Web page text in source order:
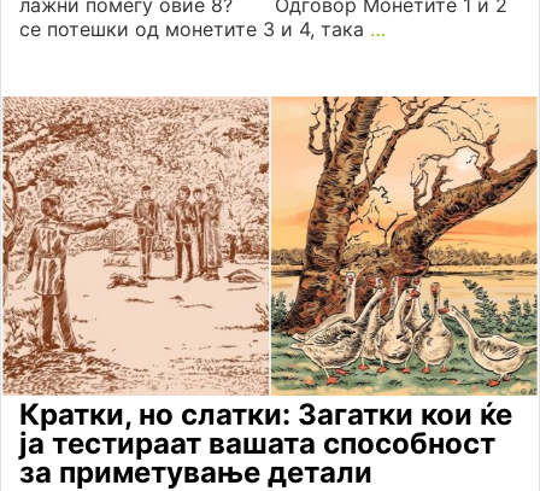
се потешки од монетите 3 и 4, така …
Кратки, но слатки: Загатки кои ќе
ја тестираат вашата способност
за приметување детали